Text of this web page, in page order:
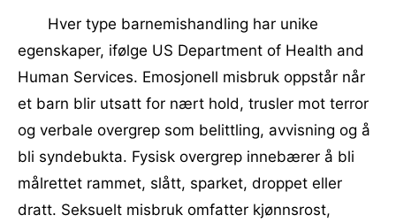
Hver type barnemishandling har unike
egenskaper, ifølge US Department of Health and
Human Services. Emosjonell misbruk oppstår når
et barn blir utsatt for nært hold, trusler mot terror
og verbale overgrep som belittling, avvisning og å
bli syndebukta. Fysisk overgrep innebærer å bli
målrettet rammet, slått, sparket, droppet eller
dratt. Seksuelt misbruk omfatter kjønnsrost,